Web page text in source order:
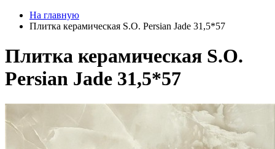
На главную
Плитка керамическая S.O. Persian Jade 31,5*57
Плитка керамическая S.O.
Persian Jade 31,5*57